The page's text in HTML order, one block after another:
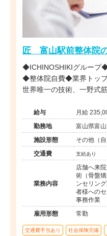
匠 富山駅前整体院
◆ICHINOSHIKIグループ
◆整体院自費◆業界トッ
世界唯一の技術、一野式
制度あり◆独立開業支援
成長企業でプロフェッシ
給与
勤務地
富山県富
施設形態
その他（
交通費
支給あり
業務内容
店舗へ来
術（骨盤
ンセリン
者様への
事務作業
雇用形態
常勤
交通費手当あり 社会保険完備